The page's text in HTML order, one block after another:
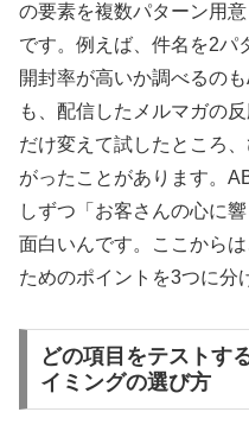
の要素を複数パターン用
です。例えば、件名を2パ
開封率が高いか調べるの
も、配信したメルマガの
だけ変えて試したところ
がったことがあります。
しずつ「お客さんの心に
面白いんです。ここから
ためのポイントを3つに分
どの項目をテストす
イミングの選び方